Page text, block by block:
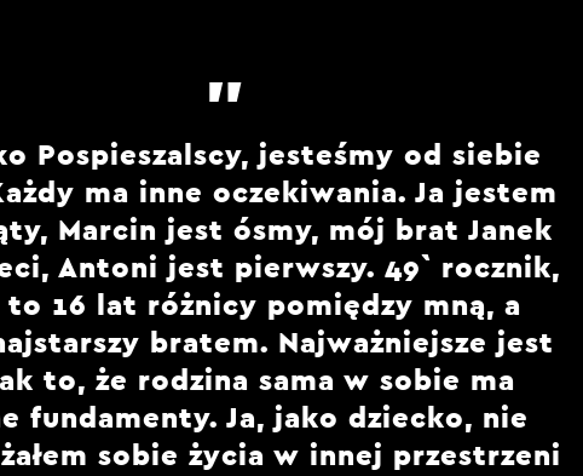
Pospieszalscy, jesteśmy od siebie
ma inne oczekiwania. Ja jestem
Marcin jest ósmy, mój brat Janek
Antoni jest pierwszy. 49` rocznik,
16 lat różnicy pomiędzy mną, a
bratem. Najważniejsze jest
to, że rodzina sama w sobie ma
fundamenty. Ja, jako dziecko, nie
sobie życia w innej przestrzeni